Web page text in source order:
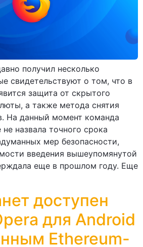
получил несколько
свидетельствуют о том, что в
защита от скрытого
а также метода снятия
На данный момент команда
назвала точного срока
мер безопасности,
введения вышеупомянутой
еще в прошлом году. Еще
доступен
для Android
Ethereum-